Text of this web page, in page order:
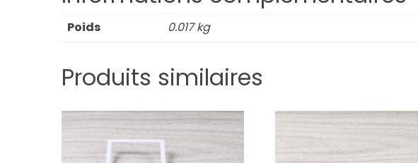
Porte-Bonheur
Poids 0.017 kg
Produits similaires